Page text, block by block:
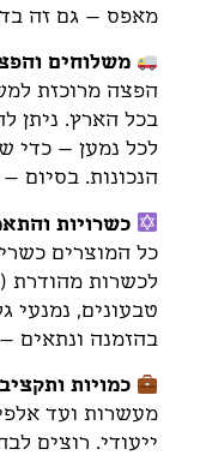
מאפס – גם זה
משלוחים
הפצה מרוכזת
בכל הארץ. ניתן
לכל נמען – כדי
הנכונות. בסיום
כשרויות
כל המוצרים
לכשרות מהודרת
טבעונים, נמנעי
בהזמנה ונתאים
כמויות ותקציב
מעשרות ועד
ייעודי. רוצים